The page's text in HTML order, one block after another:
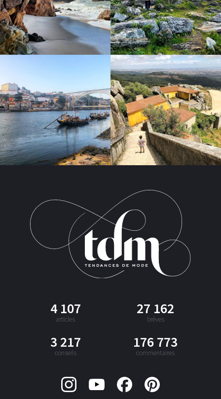
4 107
articles
27 162
brèves
3 217
conseils
176 773
commentaires